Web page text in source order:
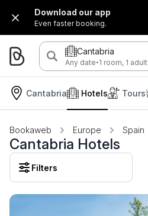
Download our app
Even faster booking.
Cantabria
Any date·1 room, 1 adult
Cantabria Hotels Tours
Bookaweb Europe Spain
Cantabria Hotels
Filters